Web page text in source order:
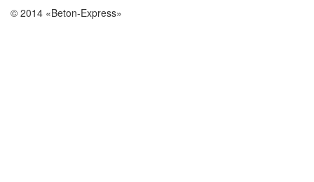
© 2014 «Beton-Express»